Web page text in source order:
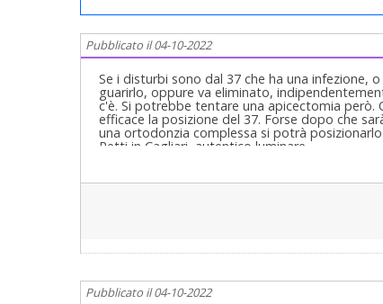
Pubblicato il 04-10-2022
Se i disturbi sono dal 37 che ha una
guarirlo, oppure va eliminato,
c'è. Si potrebbe tentare una apicectomia però.
efficace la posizione del 37. Forse dopo che
una ortodonzia complessa si potrà
Petti in Cagliari, autentico luminare..
Pubblicato il 04-10-2022